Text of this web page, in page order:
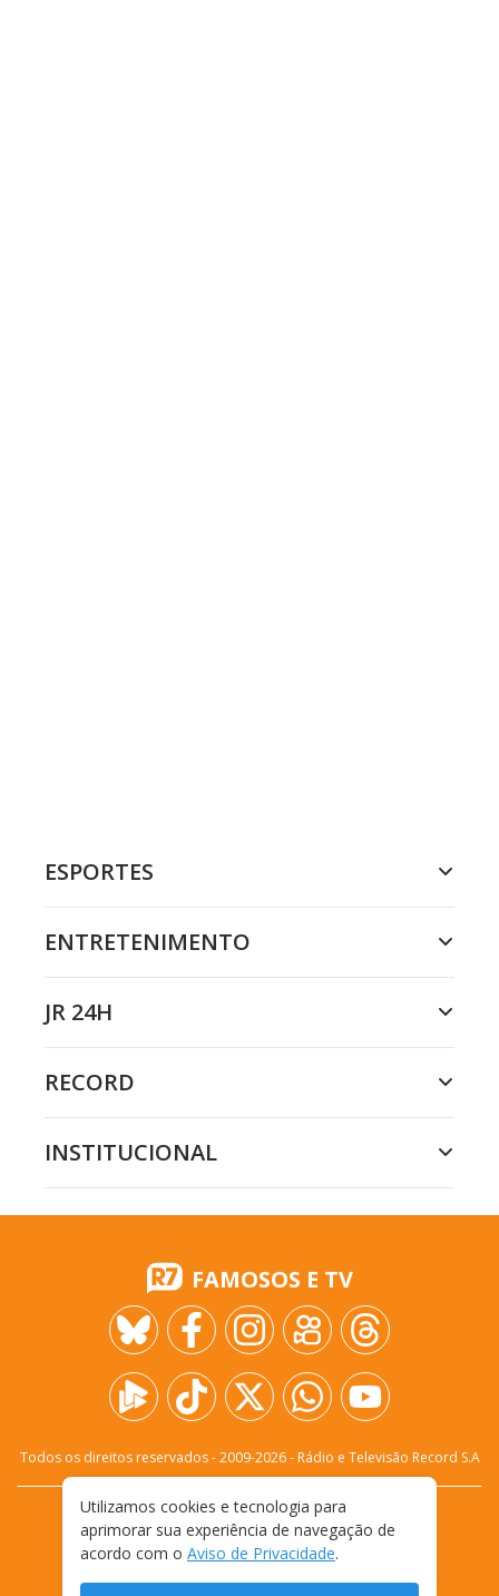
ESPORTES
ENTRETENIMENTO
JR 24H
RECORD
INSTITUCIONAL
FAMOSOS E TV
Todos os direitos reservados - 2009-2026- Rádio e Televisão Record S.A
FALE CONOSCO
PRIVACIDADE
TERMOS E CONDIÇÕES DE USO
Utilizamos cookies e tecnologia para
aprimorar sua experiência de navegação de
acordo com o Aviso de Privacidade.